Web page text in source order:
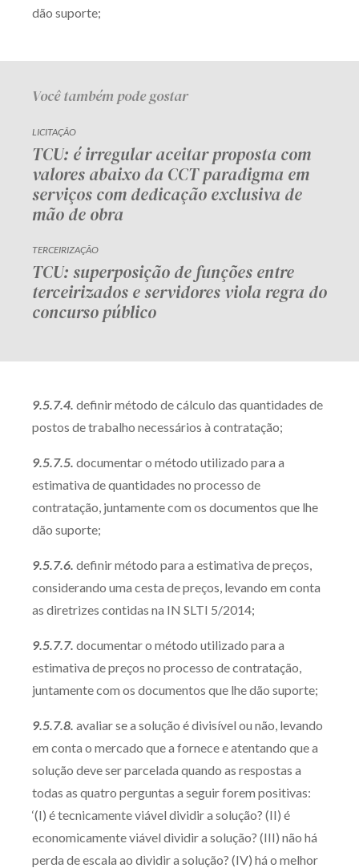
dão suporte;
Você também pode gostar
LICITAÇÃO
TCU: é irregular aceitar proposta com
valores abaixo da CCT paradigma em
serviços com dedicação exclusiva de
mão de obra
TERCEIRIZAÇÃO
TCU: superposição de funções entre
terceirizados e servidores viola regra do
concurso público
9.5.7.4. definir método de cálculo das quantidades de
postos de trabalho necessários à contratação;
9.5.7.5. documentar o método utilizado para a
estimativa de quantidades no processo de
contratação, juntamente com os documentos que lhe
dão suporte;
9.5.7.6. definir método para a estimativa de preços,
considerando uma cesta de preços, levando em conta
as diretrizes contidas na IN SLTI 5/2014;
9.5.7.7. documentar o método utilizado para a
estimativa de preços no processo de contratação,
juntamente com os documentos que lhe dão suporte;
9.5.7.8. avaliar se a solução é divisível ou não, levando
em conta o mercado que a fornece e atentando que a
solução deve ser parcelada quando as respostas a
todas as quatro perguntas a seguir forem positivas:
‘(I) é tecnicamente viável dividir a solução? (II) é
economicamente viável dividir a solução? (III) não há
perda de escala ao dividir a solução? (IV) há o melhor